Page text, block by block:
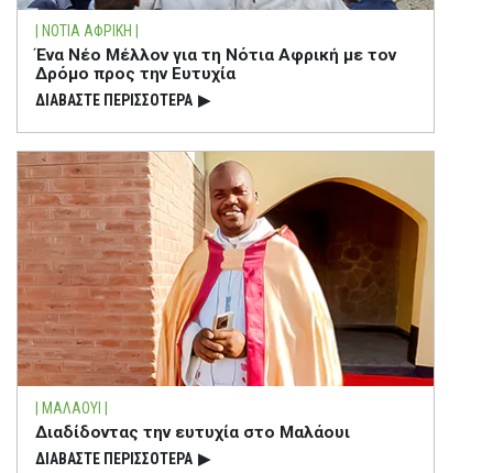
| ΝΟΤΙΑ ΑΦΡΙΚΗ |
Ένα Νέο Μέλλον για τη Νότια Αφρική με τον
Δρόμο προς την Ευτυχία
ΔΙΑΒΑΣΤΕ ΠΕΡΙΣΣΟΤΕΡΑ ▶
| ΜΑΛΑΟΥΙ |
Διαδίδοντας την ευτυχία στο Μαλάουι
ΔΙΑΒΑΣΤΕ ΠΕΡΙΣΣΟΤΕΡΑ ▶